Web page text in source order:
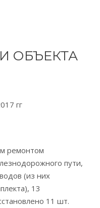
ОБЪЕКТА
гг
ремонтом
пути,
(из них
13
11 шт.